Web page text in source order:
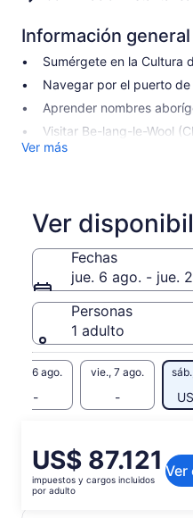
Información general
Sumérgete en la Cultura
Navegar por el puerto
Aprender nombres
Visitar Be-lang-le-Wool
Ver más
Ver
Fechas
jue. 6 ago. - jue.
Personas
1 adulto
jue., 6 ago.
-
vie., 7 ago.
-
El
precio
es
US$ 87.121
impuestos y cargos incluidos
por adulto
Ver
Es posible que el
generado con un
Ver el texto original
Enviar comentarios